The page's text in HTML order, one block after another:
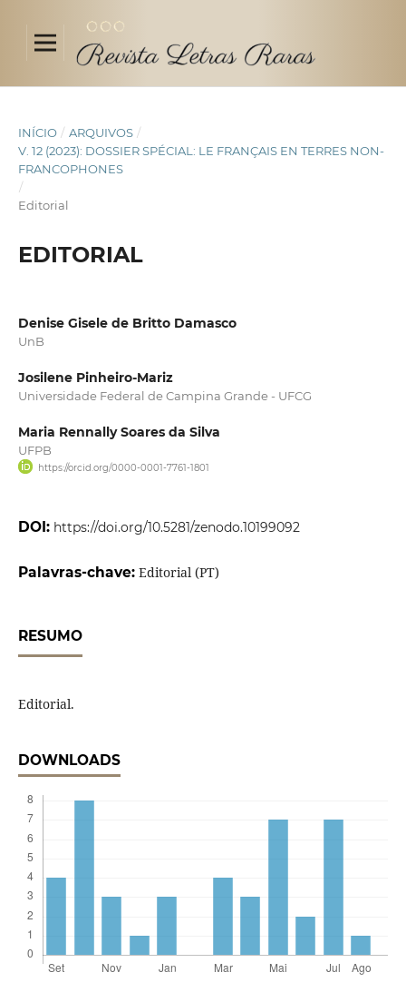
INÍCIO / ARQUIVOS /
V. 12 (2023): DOSSIER SPÉCIAL: LE FRANÇAIS EN TERRES NON-
FRANCOPHONES
/
Editorial
EDITORIAL
Denise Gisele de Britto Damasco
UnB
Josilene Pinheiro-Mariz
Universidade Federal de Campina Grande - UFCG
Maria Rennally Soares da Silva
UFPB
https://orcid.org/0000-0001-7761-1801
DOI: https://doi.org/10.5281/zenodo.10199092
Palavras-chave: Editorial (PT)
RESUMO
Editorial.
DOWNLOADS